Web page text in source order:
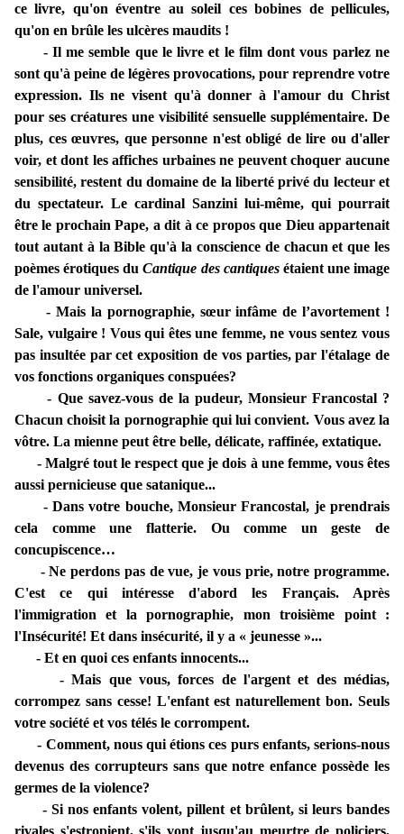
ce livre, qu'on éventre au soleil ces bobines de pellicules,
qu'on en brûle les ulcères maudits !
- Il me semble que le livre et le film dont vous parlez ne
sont qu'à peine de légères provocations, pour reprendre votre
expression. Ils ne visent qu'à donner à l'amour du Christ
pour ses créatures une visibilité sensuelle supplémentaire. De
plus, ces œuvres, que personne n'est obligé de lire ou d'aller
voir, et dont les affiches urbaines ne peuvent choquer aucune
sensibilité, restent du domaine de la liberté privé du lecteur et
du spectateur. Le cardinal Sanzini lui-même, qui pourrait
être le prochain Pape, a dit à ce propos que Dieu appartenait
tout autant à la Bible qu'à la conscience de chacun et que les
poèmes érotiques duCantique des cantiquesétaient une image
de l'amour universel.
- Mais la pornographie, sœur infâme de l’avortement !
Sale, vulgaire ! Vous qui êtes une femme, ne vous sentez vous
pas insultée par cet exposition de vos parties, par l'étalage de
vos fonctions organiques conspuées?
- Que savez-vous de la pudeur, Monsieur Francostal ?
Chacun choisit la pornographie qui lui convient. Vous avez la
vôtre. La mienne peut être belle, délicate, raffinée, extatique.
- Malgré tout le respect que je dois à une femme, vous êtes
aussi pernicieuse que satanique...
- Dans votre bouche, Monsieur Francostal, je prendrais
cela comme une flatterie. Ou comme un geste de
concupiscence…
- Ne perdons pas de vue, je vous prie, notre programme.
C'est ce qui intéresse d'abord les Français. Après
l'immigration et la pornographie, mon troisième point :
l'Insécurité! Et dans insécurité, il y a « jeunesse »...
- Et en quoi ces enfants innocents...
- Mais que vous, forces de l'argent et des médias,
corrompez sans cesse! L'enfant est naturellement bon. Seuls
votre société et vos télés le corrompent.
- Comment, nous qui étions ces purs enfants, serions-nous
devenus des corrupteurs sans que notre enfance possède les
germes de la violence?
- Si nos enfants volent, pillent et brûlent, si leurs bandes